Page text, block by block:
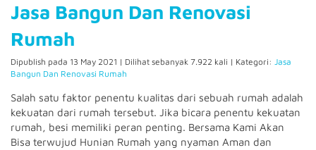
Jasa Bangun Dan Renovasi
Rumah
Dipublish pada 13 May 2021 | Dilihat sebanyak 7.922 kali | Kategori: Jasa
Bangun Dan Renovasi Rumah
Salah satu faktor penentu kualitas dari sebuah rumah adalah
kekuatan dari rumah tersebut. Jika bicara penentu kekuatan
rumah, besi memiliki peran penting. Bersama Kami Akan
Bisa terwujud Hunian Rumah yang nyaman Aman dan